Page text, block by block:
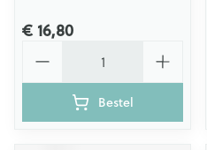
€ 16,80
Bestel